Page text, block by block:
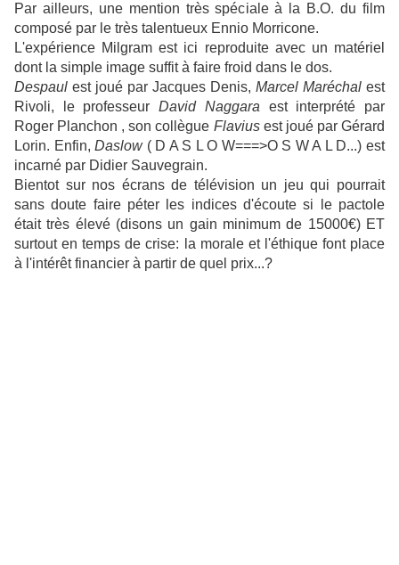
Par ailleurs, une mention très spéciale à la B.O. du film
composé par le très talentueux Ennio Morricone.
L'expérience Milgram est ici reproduite avec un matériel
dont la simple image suffit à faire froid dans le dos.
Despaul est joué par Jacques Denis, Marcel Maréchal est
Rivoli, le professeurDavid Naggara est interprété par
Roger Planchon , son collègue Flaviusest joué par Gérard
Lorin. Enfin,Daslow( D A S L O W===>O S W A L D...) est
incarné par Didier Sauvegrain.
Bientot sur nos écrans de télévision un jeu qui pourrait
sans doute faire péter les indices d'écoute si le pactole
était très élevé (disons un gain minimum de 15000€) ET
surtout en temps de crise: la morale et l'éthique font place
à l'intérêt financier à partir de quel prix...?